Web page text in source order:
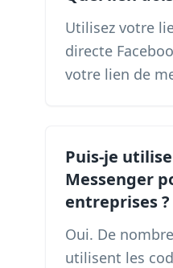
Utilisez votre
directe
votre lien de
Puis-je
Messenger
entreprises ?
Oui. De
utilisent les